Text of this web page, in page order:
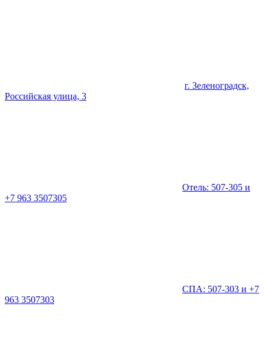
г. Зеленоградск,
Российская улица, 3
Отель: 507-305 и
+7 963 3507305
СПА: 507-303 и +7
963 3507303